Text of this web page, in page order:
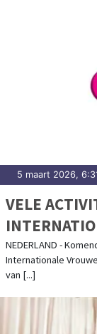
5 maart 2026,
VELE
NEDERLAND -
Internationale
van [...]